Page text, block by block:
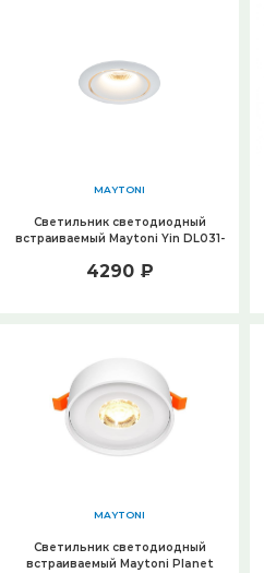
MAYTONI
Светильник светодиодный
встраиваемый Maytoni Yin DL031-
4290 ₽
MAYTONI
Светильник светодиодный
встраиваемый Maytoni Planet